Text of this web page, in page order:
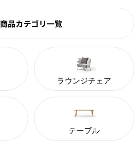
商品カテゴリ一覧
ラウンジチェア
テーブル